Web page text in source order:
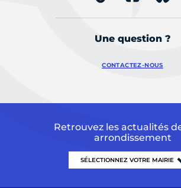
Une question ?
CONTACTEZ-NOUS
Retrouvez les actualités
arrondissement